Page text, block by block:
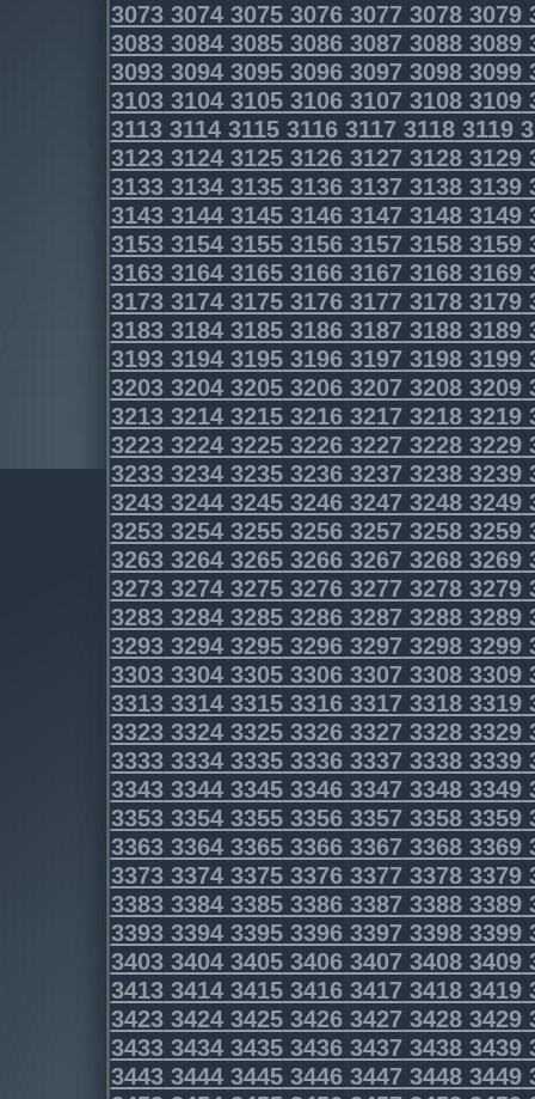
3073307430753076307730783079
3083308430853086308730883089
3093309430953096309730983099
3103310431053106310731083109
3113311431153116311731183119
3123312431253126312731283129
3133313431353136313731383139
3143314431453146314731483149
3153315431553156315731583159
3163316431653166316731683169
3173317431753176317731783179
3183318431853186318731883189
3193319431953196319731983199
3203320432053206320732083209
3213321432153216321732183219
3223322432253226322732283229
3233323432353236323732383239
3243324432453246324732483249
3253325432553256325732583259
3263326432653266326732683269
3273327432753276327732783279
3283328432853286328732883289
3293329432953296329732983299
3303330433053306330733083309
3313331433153316331733183319
3323332433253326332733283329
3333333433353336333733383339
3343334433453346334733483349
3353335433553356335733583359
3363336433653366336733683369
3373337433753376337733783379
3383338433853386338733883389
3393339433953396339733983399
3403340434053406340734083409
3413341434153416341734183419
3423342434253426342734283429
3433343434353436343734383439
3443344434453446344734483449